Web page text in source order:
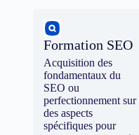
Formation SEO
Acquisition des
fondamentaux du
SEO ou
perfectionnement sur
des aspects
spécifiques pour